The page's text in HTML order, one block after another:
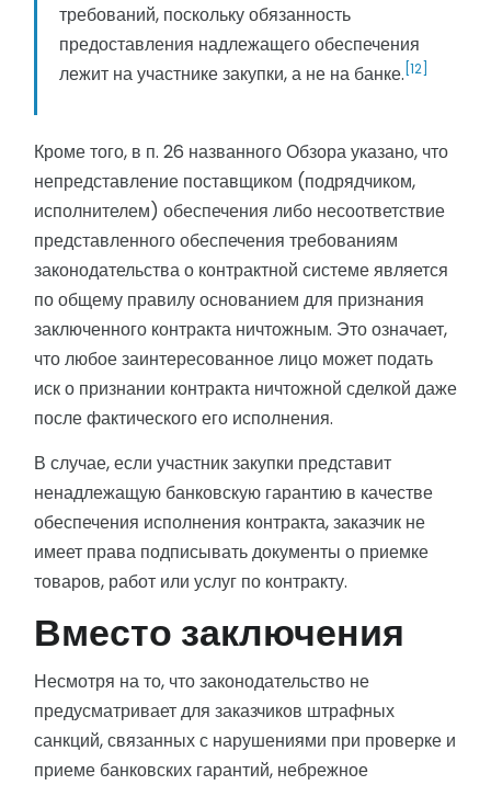
требований, поскольку обязанность
предоставления надлежащего обеспечения
лежит на участнике закупки, а не на банке. [12]
Кроме того, в п. 26 названного Обзора указано, что
непредставление поставщиком (подрядчиком,
исполнителем) обеспечения либо несоответствие
представленного обеспечения требованиям
законодательства о контрактной системе является
по общему правилу основанием для признания
заключенного контракта ничтожным. Это означает,
что любое заинтересованное лицо может подать
иск о признании контракта ничтожной сделкой даже
после фактического его исполнения.
В случае, если участник закупки представит
ненадлежащую банковскую гарантию в качестве
обеспечения исполнения контракта, заказчик не
имеет права подписывать документы о приемке
товаров, работ или услуг по контракту.
Вместо заключения
Несмотря на то, что законодательство не
предусматривает для заказчиков штрафных
санкций, связанных с нарушениями при проверке и
приеме банковских гарантий, небрежное